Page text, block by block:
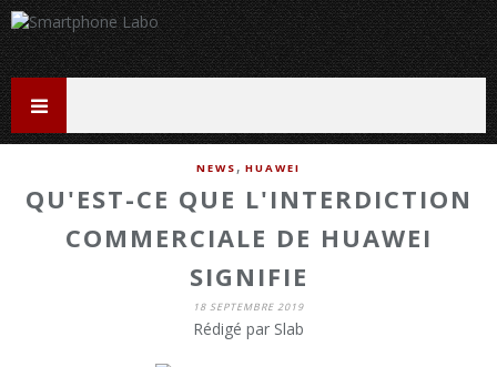
NEWS , HUAWEI
QU'EST-CE QUE L'INTERDICTION
COMMERCIALE DE HUAWEI
SIGNIFIE
18 SEPTEMBRE 2019
Rédigé par Slab